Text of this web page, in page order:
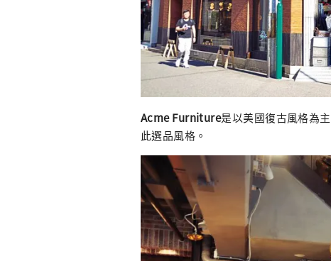
Acme Furniture是以美國復古風格為
此選品風格。